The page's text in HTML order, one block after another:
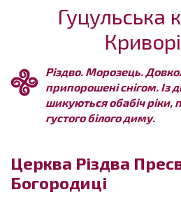
Гуцульська
Різдво. Морозець.
припорошені снігом. Із
шикуються обабіч ріки,
густого білого диму.
Церква Різдва
Богородиці